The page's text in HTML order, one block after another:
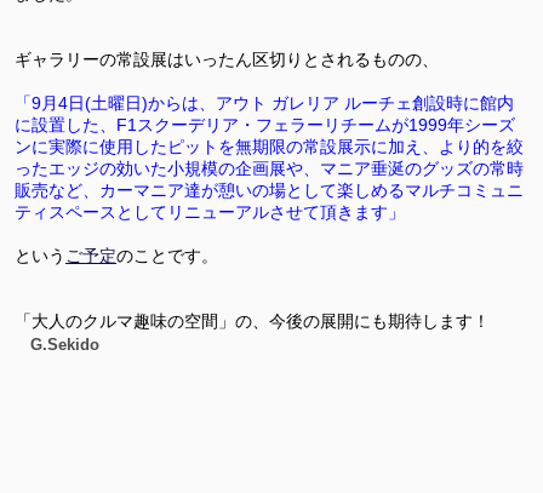
ギャラリーの常設展はいったん区切りとされるものの、
「9月4日(土曜日)からは、アウト ガレリア ルーチェ創設時に館内
に設置した、F1スクーデリア・フェラーリチームが1999年シーズ
ンに実際に使用したピットを無期限の常設展示に加え、より的を絞
ったエッジの効いた小規模の企画展や、マニア垂涎のグッズの常時
販売など、カーマニア達が憩いの場として楽しめるマルチコミュニ
ティスペースとしてリニューアルさせて頂きます」
という ご予定のことです。
「大人のクルマ趣味の空間」の、今後の展開にも期待します！
G.Sekido